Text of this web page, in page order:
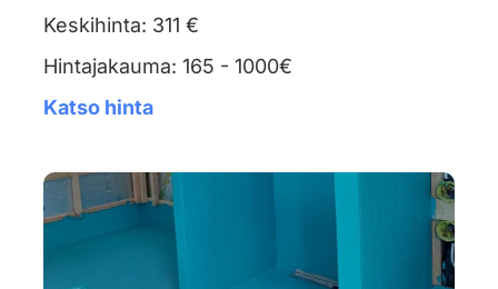
Keskihinta: 311 €
Hintajakauma: 165 - 1000€
Katso hinta